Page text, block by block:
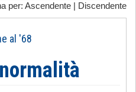
per: Ascendente Discendente
al '68